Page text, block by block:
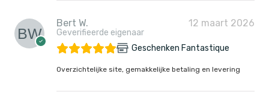
Bert W.
Geverifieerde eigenaar
12 maart 2026
Geschenken Fantastique
Overzichtelijke site, gemakkelijke betaling en levering